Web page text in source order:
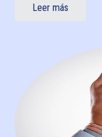
Leer más